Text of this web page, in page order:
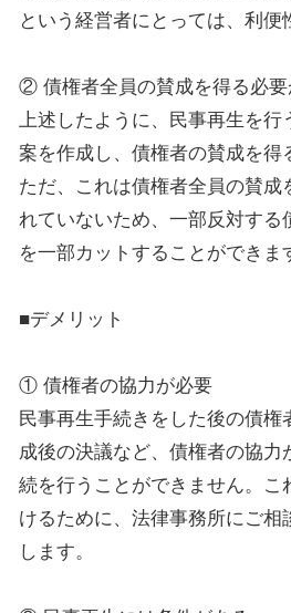
という経営者にとっては、利便
② 債権者全員の賛成を得る必要
上述したように、民事再生を行
案を作成し、債権者の賛成を得
ただ、これは債権者全員の賛成
れていないため、一部反対する
を一部カットすることができま
■デメリット
① 債権者の協力が必要
民事再生手続きをした後の債権
成後の決議など、債権者の協力
続を行うことができません。こ
けるために、法律事務所にご相
します。